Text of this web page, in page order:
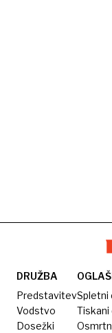
DRUŽBA
Predstavitev
Vodstvo
Dosežki
Spletni
Tiskani